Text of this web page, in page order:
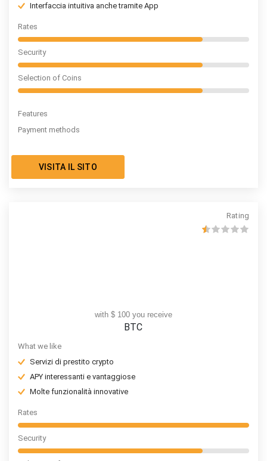
Interfaccia intuitiva anche tramite App
Rates
Security
Selection of Coins
Features
Payment methods
VISITA IL SITO
Rating
with $ 100 you receive
BTC
What we like
Servizi di prestito crypto
APY interessanti e vantaggiose
Molte funzionalità innovative
Rates
Security